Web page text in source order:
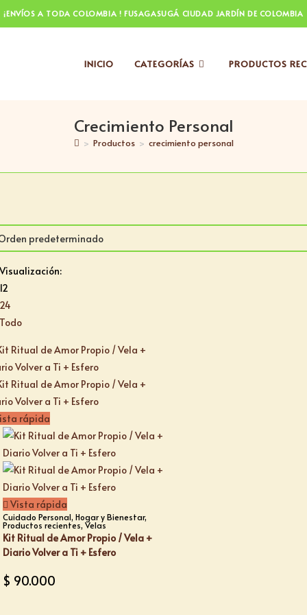
¡ENVÍOS A TODA COLOMBIA ! FUSAGASUGÁ CIUDAD JARDÍN DE COLOMBIA
INICIO CATEGORÍAS PRODUCTOS
Crecimiento Personal
> Productos > crecimiento personal
Visualización:
12
24
Todo
rápida
Vista rápida
Cuidado Personal, Hogar y Bienestar,
Productos recientes, Velas
Kit Ritual de Amor Propio / Vela +
Diario Volver a Ti + Esfero
$ 90.000